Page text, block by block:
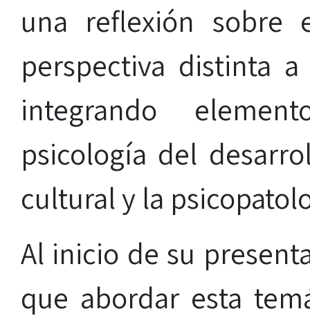
una reflexión sobre
perspectiva distinta
integrando
psicología del
cultural y la
Al inicio de su
que abordar esta